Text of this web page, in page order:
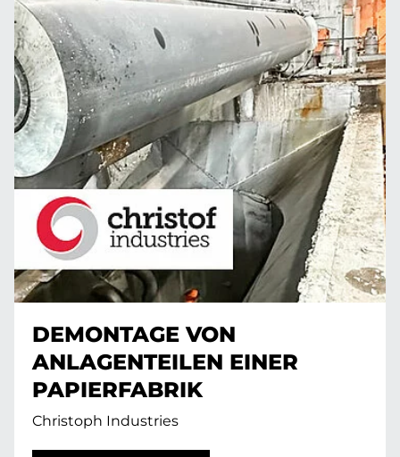
DEMONTAGE VON
ANLAGENTEILEN EINER
PAPIERFABRIK
Christoph Industries